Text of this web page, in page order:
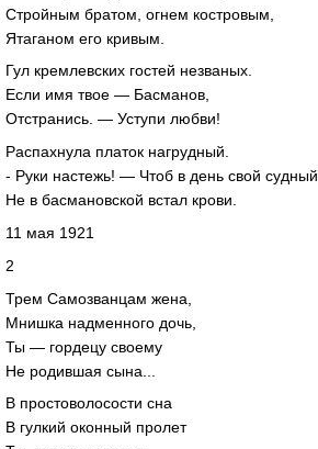
Стройным братом, огнем костровым,
Ятаганом его кривым.
Гул кремлевских гостей незваных.
Если имя твое — Басманов,
Отстранись. — Уступи любви!
Распахнула платок нагрудный.
- Руки настежь! — Чтоб в день свой судный
Не в басмановской встал крови.
11 мая 1921
2
Трем Самозванцам жена,
Мнишка надменного дочь,
Ты — гордецу своему
Не родившая сына...
В простоволосости сна
В гулкий оконный пролет